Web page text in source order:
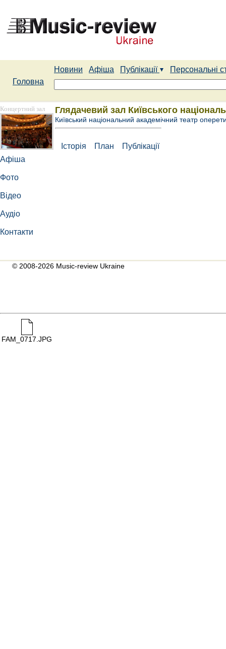
Новини Афіша Публікації
Персональні
Головна
Концертний зал
Афіша
Фото
Відео
Аудіо
Контакти
Глядачевий зал Київського
Київський національний академічний театр
Історія План Публікації
© 2008-2026 Music-review Ukraine
FAM_0717.JPG